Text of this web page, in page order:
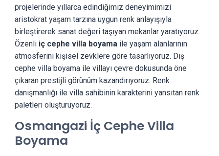
projelerinde yıllarca edindiğimiz deneyimimizi
aristokrat yaşam tarzına uygun renk anlayışıyla
birleştirerek sanat değeri taşıyan mekanlar yaratıyoruz.
Özenli iç cephe villa boyama ile yaşam alanlarının
atmosferini kişisel zevklere göre tasarlıyoruz. Dış
cephe villa boyama ile villayı çevre dokusunda öne
çıkaran prestijli görünüm kazandırıyoruz. Renk
danışmanlığı ile villa sahibinin karakterini yansıtan renk
paletleri oluşturuyoruz.
Osmangazi İç Cephe Villa
Boyama